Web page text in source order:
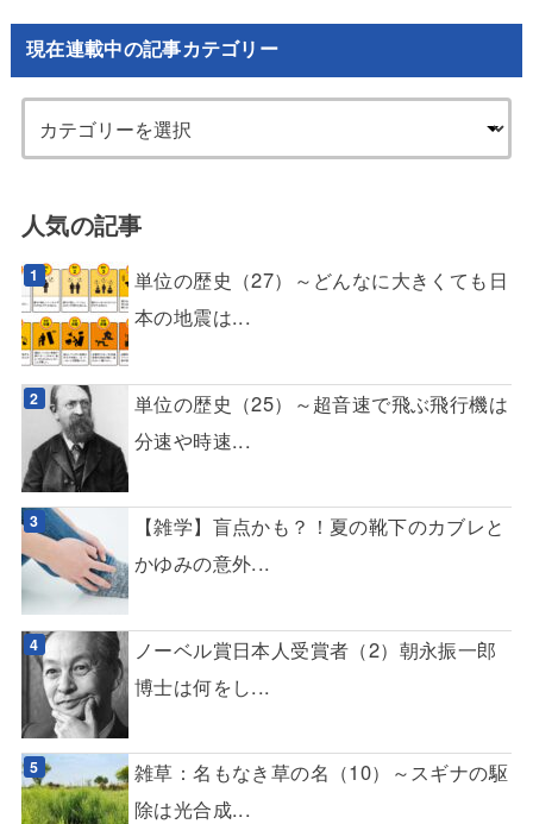
現在連載中の記事カテゴリー
人気の記事
単位の歴史（27）～どんなに大きくても日
本の地震は...
単位の歴史（25）～超音速で飛ぶ飛行機は
分速や時速...
【雑学】盲点かも？！夏の靴下のカブレと
かゆみの意外...
ノーベル賞日本人受賞者（2）朝永振一郎
博士は何をし...
雑草：名もなき草の名（10）～スギナの駆
除は光合成...